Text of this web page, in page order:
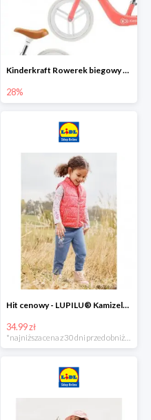
Kinderkraft Rowerek biegowy Fly
28%
Hit cenowy - LUPILU® Kamizelka pikowana dziewczęca
34.99 zł